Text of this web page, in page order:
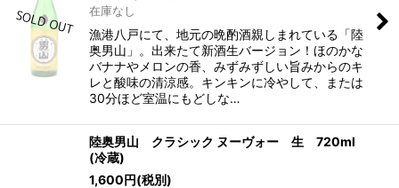
在庫なし
漁港八戸にて、地元の晩酌酒親しまれている「陸
奥男山」。出来たて新酒生バージョン！ほのかな
バナナやメロンの香、みずみずしい旨みからのキ
レと酸味の清涼感。キンキンに冷やして、または
30分ほど室温にもどしな…
陸奥男山 クラシック ヌーヴォー 生 720ml
(冷蔵)
1,600円(税別)